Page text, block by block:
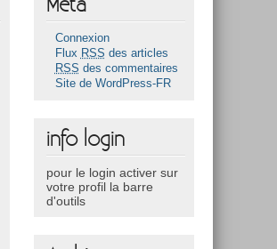
Méta
Connexion
Flux RSS des articles
RSS des commentaires
Site de WordPress-FR
info login
pour le login activer sur
votre profil la barre
d'outils